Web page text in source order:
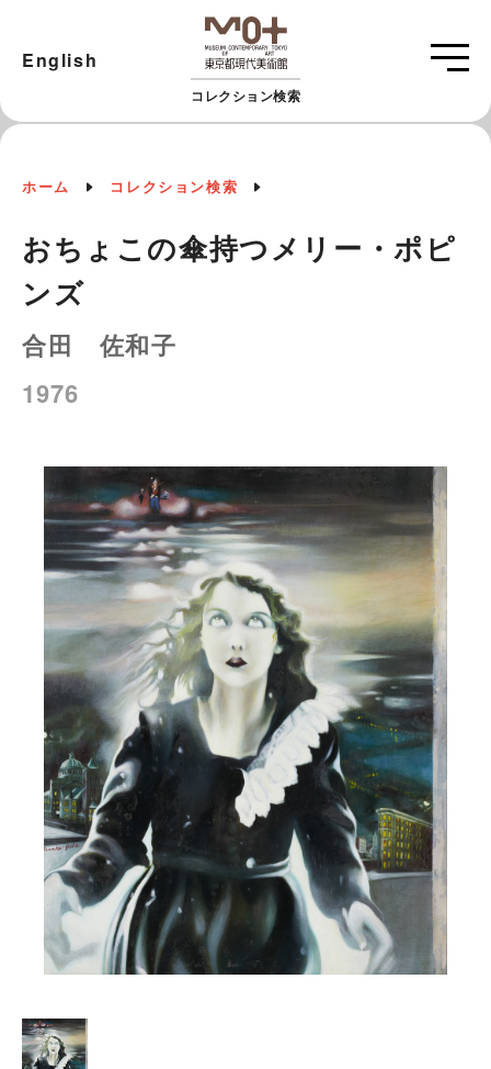
コレクション検索
English
ホーム コレクション検索
おちょこの傘持つメリー・ポピ
ンズ
合田 佐和子
1976